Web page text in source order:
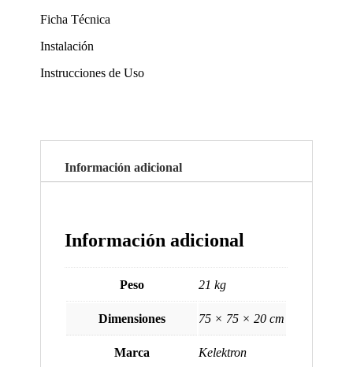
Ficha Técnica
Instalación
Instrucciones de Uso
Información adicional
Información adicional
Peso 21 kg
Dimensiones 75 × 75 × 20 cm
Marca Kelektron